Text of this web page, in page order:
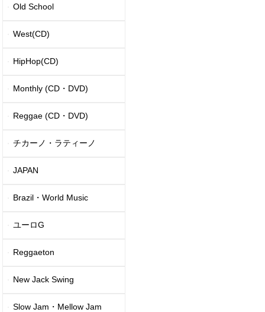
Old School
West(CD)
HipHop(CD)
Monthly (CD・DVD)
Reggae (CD・DVD)
チカーノ・ラティーノ
JAPAN
Brazil・World Music
ユーロG
Reggaeton
New Jack Swing
Slow Jam・Mellow Jam